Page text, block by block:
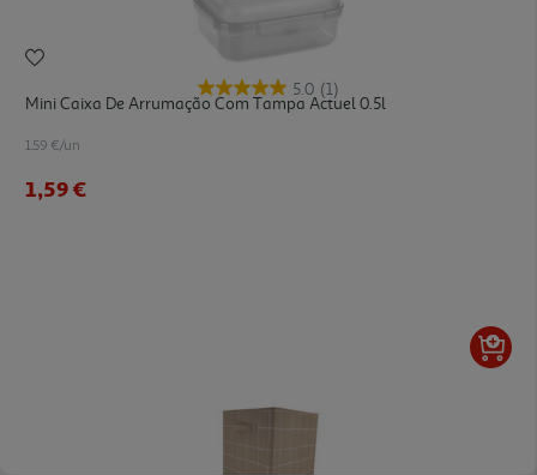
5.0 (1)
Mini Caixa De Arrumação Com Tampa Actuel 0.5l
1.59 €/un
1,59 €